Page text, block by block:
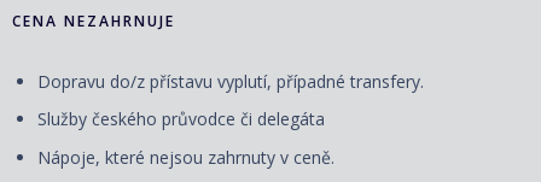
CENA NEZAHRNUJE
Dopravu do/z přístavu vyplutí, případné transfery.
Služby českého průvodce či delegáta
Nápoje, které nejsou zahrnuty v ceně.